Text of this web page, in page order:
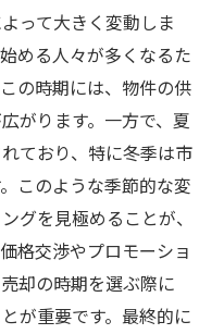
る方法
その教訓
って大きく変動しま
める人々が多くなるた
の時期には、物件の供
がります。一方で、夏
ており、特に冬季は市
このような季節的な変
グを見極めることが、
格交渉やプロモーショ
却の時期を選ぶ際に
が重要です。最終的に